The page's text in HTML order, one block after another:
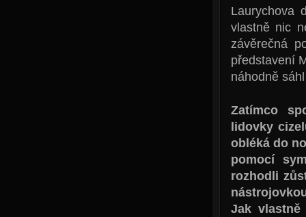
Laurychova
vlastně nic
závěrečná
představení
náhodně
Zatímco
lidovky
obléká do
pomocí
rozhodli
Jak